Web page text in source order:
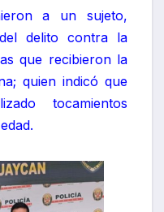
a un sujeto,
delito contra la
que recibieron la
quien indicó que
tocamientos